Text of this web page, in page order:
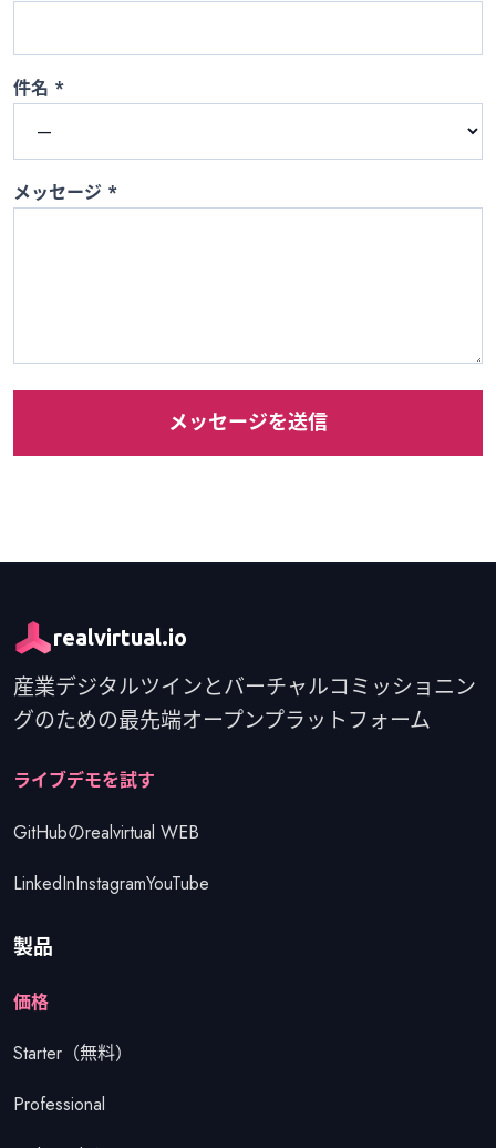
件名 *
メッセージ *
メッセージを送信
realvirtual.io
産業デジタルツインとバーチャルコミッショニン
グのための最先端オープンプラットフォーム
はじめる
ライブデモを試す
GitHubのrealvirtual WEB
LinkedInInstagramYouTube
製品
価格
Starter（無料）
Professional